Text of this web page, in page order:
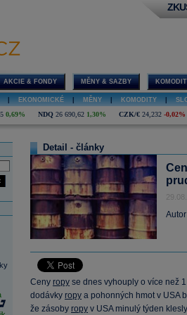
AKCIE & FONDY MĚNY & SAZBY
EKONOMICKÉ MĚNY KOMODITY
0,69% NDQ 26 690,62 1,30% CZK/€ 24,232 -0,02%
Detail - články
Ceny ropy se dnes vyhouply o více než
dodávky ropy a pohonných hmot v USA
že zásoby ropy v USA minulý týden